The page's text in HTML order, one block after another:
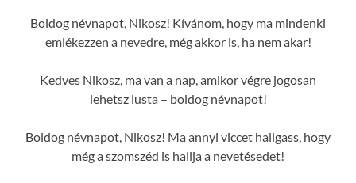
Boldog névnapot, Nikosz! Kívánom, hogy ma mindenki
emlékezzen a nevedre, még akkor is, ha nem akar!
Kedves Nikosz, ma van a nap, amikor végre jogosan
lehetsz lusta – boldog névnapot!
Boldog névnapot, Nikosz! Ma annyi viccet hallgass, hogy
még a szomszéd is hallja a nevetésedet!